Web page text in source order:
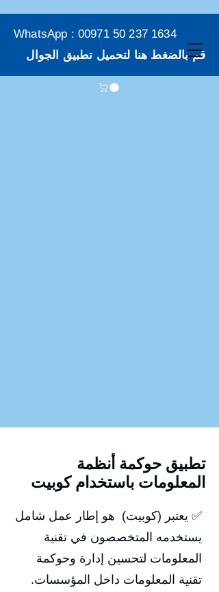
WhatsApp : 00971 50 237 1634
قم بالضغط هنا لتحميل تطبيق الجوال
تطبيق حوكمة أنظمة
المعلومات باستخدام كوبيت
✅ يعتبر (كوبيت) هو إطار عمل شامل
يستخدمه المتخصصون في تقنية
المعلومات لتحسين إدارة وحوكمة
تقنية المعلومات داخل المؤسسات.